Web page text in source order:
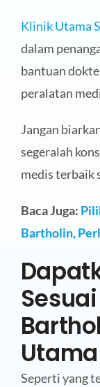
Klinik Utama
dalam
bantuan
peralatan
Jangan
segeralah
medis terbaik
Baca Juga:
Bartholin,
Seperti yang